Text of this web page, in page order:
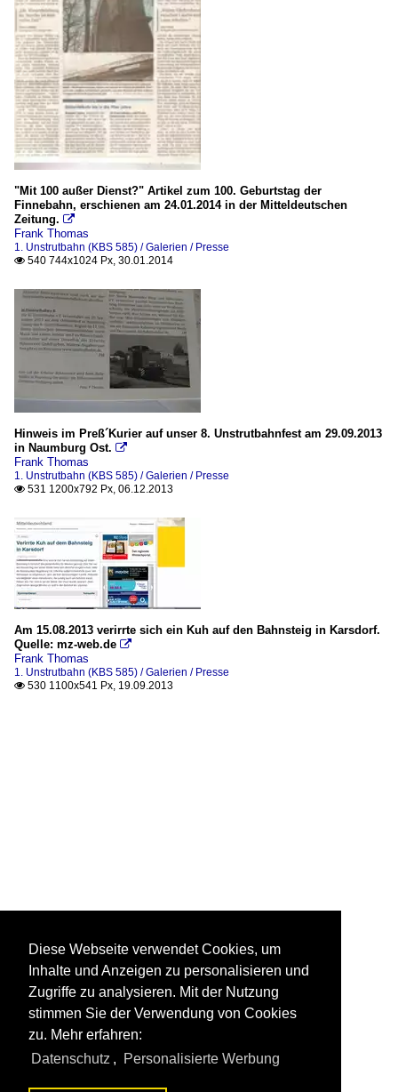
"Mit 100 außer Dienst?" Artikel zum 100. Geburtstag der
Finnebahn, erschienen am 24.01.2014 in der Mitteldeutschen
Zeitung. 
Frank Thomas
1. Unstrutbahn (KBS 585) / Galerien / Presse
 540 744x1024 Px, 30.01.2014
Hinweis im Preß´Kurier auf unser 8. Unstrutbahnfest am 29.09.2013
in Naumburg Ost. 
Frank Thomas
1. Unstrutbahn (KBS 585) / Galerien / Presse
 531 1200x792 Px, 06.12.2013
Am 15.08.2013 verirrte sich ein Kuh auf den Bahnsteig in Karsdorf.
Quelle: mz-web.de 
Frank Thomas
1. Unstrutbahn (KBS 585) / Galerien / Presse
 530 1100x541 Px, 19.09.2013
Diese Webseite verwendet Cookies, um
Inhalte und Anzeigen zu personalisieren und
Zugriffe zu analysieren. Mit der Nutzung
stimmen Sie der Verwendung von Cookies
zu. Mehr erfahren:
Datenschutz , Personalisierte Werbung